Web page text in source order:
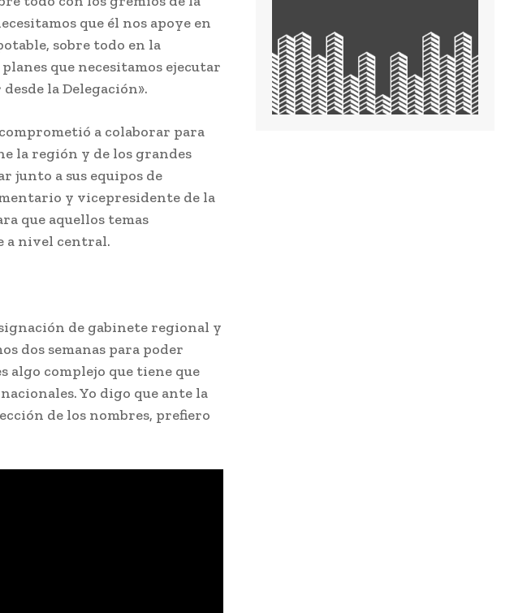
que él nos apoye en
sobre todo en la
que necesitamos ejecutar
la Delegación».
a colaborar para
la región y de los grandes
junto a sus equipos de
y vicepresidente de la
que aquellos temas
a nivel central.
de gabinete regional y
dos semanas para poder
algo complejo que tiene que
Yo digo que ante la
de los nombres, prefiero